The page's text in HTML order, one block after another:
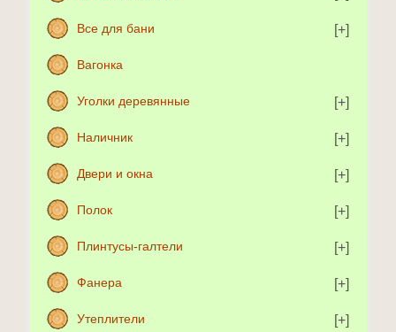
Все для бани
Вагонка
Уголки деревянные
Наличник
Двери и окна
Полок
Плинтусы-галтели
Фанера
Утеплители